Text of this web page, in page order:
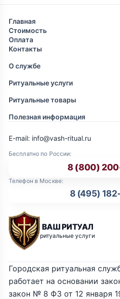
Главная
Стоимость
Оплата
Контакты
О службе
Ритуальные услуги
Ритуальные товары
Полезная информация
ВАШ РИТУАЛ
ритуальные услуги
Бесплатно по России:
8 (800)
Телефон в Москве:
8 (495)
E-mail: info@vash-ritual.ru
Городская ритуальная
работает на основании
закон № 8 ФЗ от 12 января